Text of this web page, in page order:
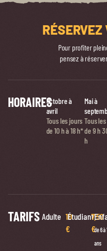
Pour profiter
pensez à
HORAIRESOctobre à
avril
Tous les jours
de 10 h à 18 h*
Mai à
Tous
de 9 h
h
TARIFS Adulte 10
€
Étudiant7,50
€de 6 à
ans